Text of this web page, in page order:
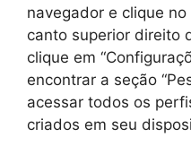
navegador e clique
canto superior direito
clique em
encontrar a seção
acessar todos os
criados em seu